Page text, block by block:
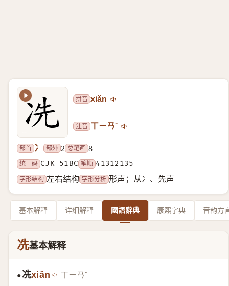
拼音 xiǎn
注音 ㄒㄧㄢˇ
部首 冫 部外 2 总笔画 8
统一码 CJK 51BC 笔顺 41312135
字形结构 左右结构 字形分析 形声；从冫、先声
基本解释 详细解释 國語辭典 康熙字典 音韵方
冼基本解释
●冼xiǎn ㄒㄧㄢˇ